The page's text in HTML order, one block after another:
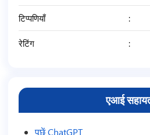
टिप्पणियाँ
रेटिंग
एआई
पूछें ChatGPT